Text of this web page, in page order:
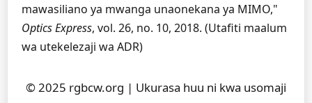
mawasiliano ya mwanga unaonekana ya MIMO,"
Optics Express, vol. 26, no. 10, 2018. (Utafiti maalum
wa utekelezaji wa ADR)
© 2025 rgbcw.org | Ukurasa huu ni kwa usomaji